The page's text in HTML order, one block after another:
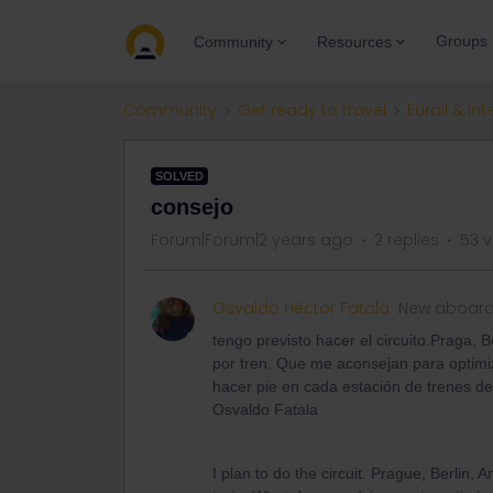
Community Resources Groups
Community Get ready to travel Eurail &
SOLVED
consejo
Forum|Forum|2 years ago 2 replies 53
Osvaldo Héctor Fatala New aboard
tengo previsto hacer el circuito.Praga,
por tren. Que me aconsejan para
hacer pie en cada estación de trenes
Osvaldo Fatala
I plan to do the circuit. Prague, Berlin,